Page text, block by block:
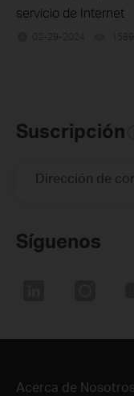
servicio de Internet
02-29-2024
Suscripción
Dirección de
Síguenos
Acerca de Nosotros